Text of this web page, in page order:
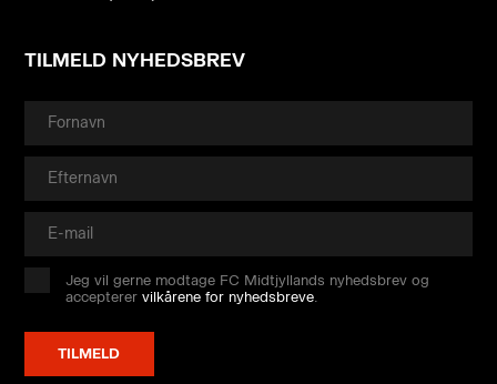
TILMELD NYHEDSBREV
Jeg vil gerne modtage FC Midtjyllands nyhedsbrev og
accepterervilkårene for nyhedsbreve.